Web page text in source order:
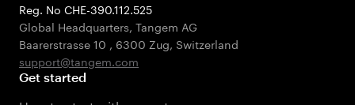
Reg. No CHE-390.112.525
Global Headquarters, Tangem AG
Baarerstrasse 10 , 6300 Zug, Switzerland
support@tangem.com
Get started